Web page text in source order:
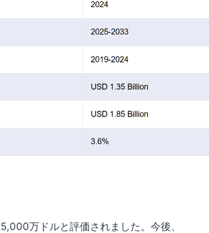
万ドルと評価されました。今後、